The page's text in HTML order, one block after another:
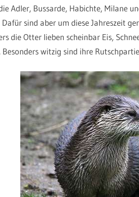
Adler, Bussarde, Habichte, Milane
Dafür sind aber um diese Jahreszeit
die Otter lieben scheinbar Eis,
Besonders witzig sind ihre